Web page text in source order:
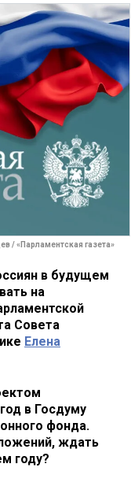
/ «Парламентская газета»
в будущем
на
Совета
Елена
в Госдуму
фонда.
ждать
году?